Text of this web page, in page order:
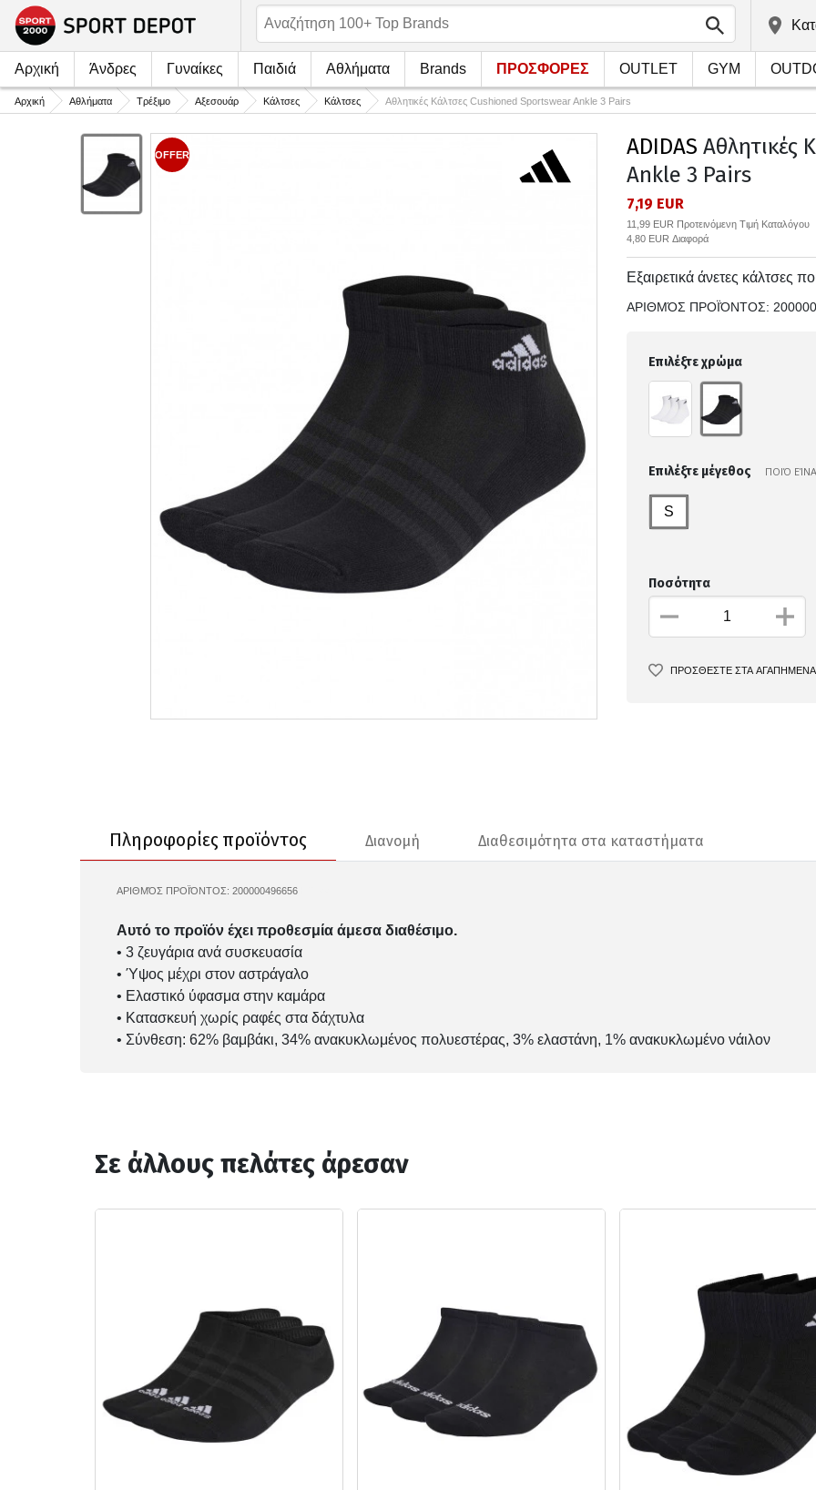
Αρχική Άνδρες Γυναίκες Παιδιά Αθλήματα Brands ΠΡΟΣΦΟΡΕΣ OUTLET GYM
Αρχική Αθλήματα Τρέξιμο Αξεσουάρ Κάλτσες Κάλτσες Αθλητικές Κάλτσες Cushioned Sportswear Ankle 3 Pairs
OFFER ADIDAS Αθλητικές
Ankle 3 Pairs
7,19 EUR
11,99 EUR Προτεινόμενη Τιμή Καταλόγου
4,80 EUR Διαφορά
Εξαιρετικά άνετες κάλτσες
ΑΡΙΘΜΌΣ ΠΡΟΪΌΝΤΟΣ:
Επιλέξτε χρώμα
Επιλέξτε μέγεθος ΠΟΙΌ
S
Ποσότητα
ΠΡΟΣΘΕΣΤΕ ΣΤΑ ΑΓΑΠΗΜΕΝΑ
Πληροφορίες προϊόντος Διανομή Διαθεσιμότητα στα καταστήματα
ΑΡΙΘΜΌΣ ΠΡΟΪΌΝΤΟΣ: 200000496656
Αυτό το προϊόν έχει προθεσμία άμεσα διαθέσιμο.
• 3 ζευγάρια ανά συσκευασία
• Ύψος μέχρι στον αστράγαλο
• Ελαστικό ύφασμα στην καμάρα
• Κατασκευή χωρίς ραφές στα δάχτυλα
• Σύνθεση: 62% βαμβάκι, 34% ανακυκλωμένος πολυεστέρας, 3% ελαστάνη, 1% ανακυκλωμένο νάιλον
Σε άλλους πελάτες άρεσαν